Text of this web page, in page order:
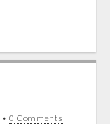
• 0 Comments